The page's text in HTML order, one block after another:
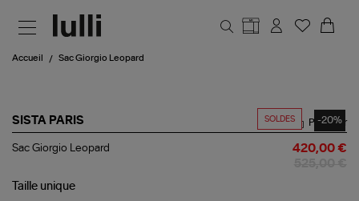
Accueil Sac Giorgio Leopard
SOLDES -20%
SISTA PARIS
Sac
Partager
Sac Giorgio Leopard 420,00 €
Taille unique